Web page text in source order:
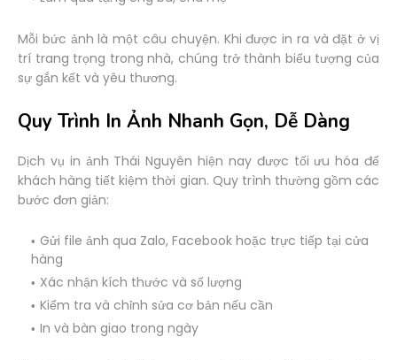
Mỗi bức ảnh là một câu chuyện. Khi được in ra và đặt ở vị
trí trang trọng trong nhà, chúng trở thành biểu tượng của
sự gắn kết và yêu thương.
Quy Trình In Ảnh Nhanh Gọn, Dễ Dàng
Dịch vụ in ảnh Thái Nguyên hiện nay được tối ưu hóa để
khách hàng tiết kiệm thời gian. Quy trình thường gồm các
bước đơn giản:
Gửi file ảnh qua Zalo, Facebook hoặc trực tiếp tại cửa
hàng
Xác nhận kích thước và số lượng
Kiểm tra và chỉnh sửa cơ bản nếu cần
In và bàn giao trong ngày